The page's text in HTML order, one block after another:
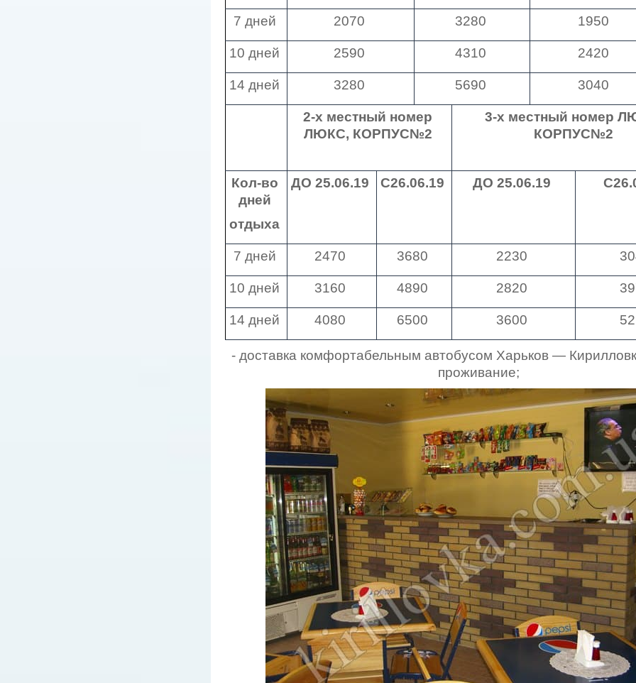
7 дней 2070 3280 1950
10 дней 2590 4310 2420
14 дней 3280 5690 3040
2-х местный номер
ЛЮКС, КОРПУС№2
3-х местный номер
КОРПУС№2
Кол-во
дней
отдыха
ДО 25.06.19 С26.06.19 ДО 25.06.19 С
7 дней 2470 3680 2230
10 дней 3160 4890 2820
14 дней 4080 6500 3600
- доставка комфортабельным автобусом Харьков —
проживание;